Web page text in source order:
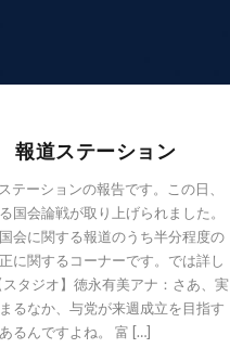
道ステーション
ーションの報告です。この日、
国会論戦が取り上げられました。
会に関する報道のうち半分程度の
に関するコーナーです。では詳し
タジオ】徳永有美アナ：さあ、実
るなか、与党が来週成立を目指す
るんですよね。 富 […]